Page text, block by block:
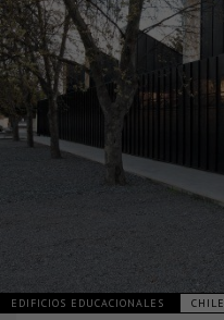
EDIFICIOS EDUCACIONALES CHILE